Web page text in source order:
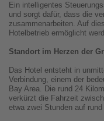
Ein intelligentes
und sorgt dafür, dass die
zusammenarbeiten. Auf
Hotelbetrieb ermöglicht
Standort im Herzen der
Das Hotel entsteht in
Verbindung, einem der
Bay Area. Die rund 24
verkürzt die Fahrzeit
etwa zwei Stunden auf